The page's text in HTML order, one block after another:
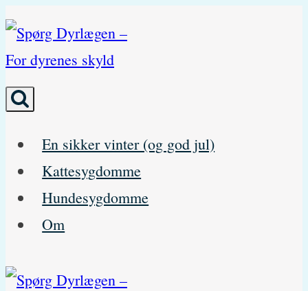
Skip
content
En sikker vinter (og god jul)
Kattesygdomme
Hundesygdomme
Om